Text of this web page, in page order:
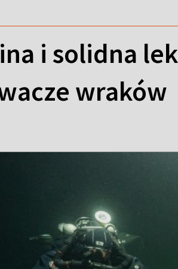
i solidna
wraków